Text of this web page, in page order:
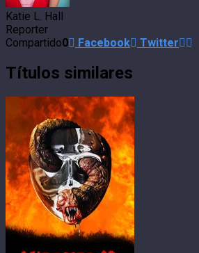
Katie L. Hall
Reporter
Compartido0 Facebook Twitter
Títulos similares